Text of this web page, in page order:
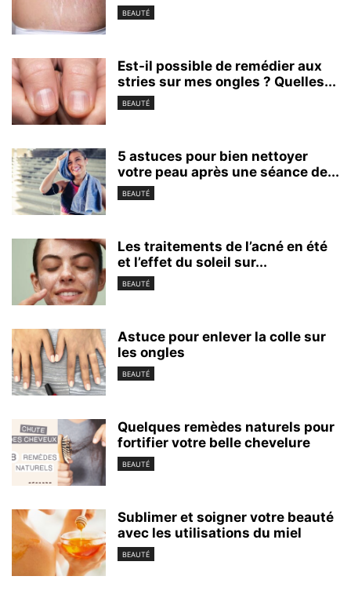
BEAUTÉ
Est-il possible de remédier aux
stries sur mes ongles ? Quelles...
BEAUTÉ
5 astuces pour bien nettoyer
votre peau après une séance de...
BEAUTÉ
Les traitements de l’acné en été
et l’effet du soleil sur...
BEAUTÉ
Astuce pour enlever la colle sur
les ongles
BEAUTÉ
Quelques remèdes naturels pour
fortifier votre belle chevelure
BEAUTÉ
Sublimer et soigner votre beauté
avec les utilisations du miel
BEAUTÉ